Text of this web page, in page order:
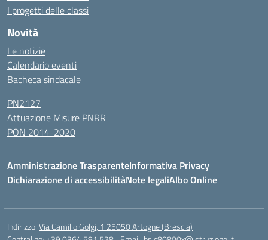
I progetti delle classi
Novità
Le notizie
Calendario eventi
Bacheca sindacale
PN2127
Attuazione Misure PNRR
PON 2014-2020
Amministrazione TrasparenteInformativa Privacy
Dichiarazione di accessibilitàNote legaliAlbo Online
Indirizzo:Via Camillo Golgi, 1 25050 Artogne (Brescia)